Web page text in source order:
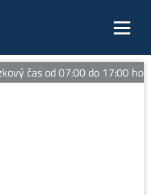
čas od 07:00 do 17:00